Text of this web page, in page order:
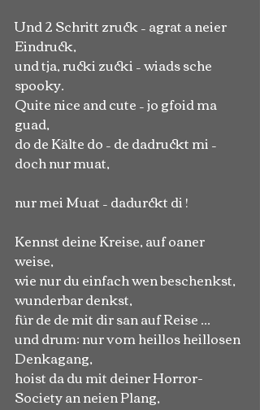
Und 2 Schritt zruck – agrat a neier
Eindruck,
und tja, rucki zucki – wiads sche
spooky.
Quite nice and cute – jo gfoid ma
guad,
do de Kälte do – de dadruckt mi –
doch nur muat,
nur mei Muat – dadurckt di !
Kennst deine Kreise, auf oaner
weise,
wie nur du einfach wen beschenkst,
wunderbar denkst,
für de de mit dir san auf Reise ...
und drum: nur vom heillos heillosen
Denkagang,
hoist da du mit deiner Horror-
Society an neien Plang,